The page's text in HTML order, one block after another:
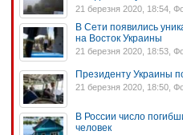
21 березня 2020, 18:54,
В Сети появились
на Восток Украины
21 березня 2020, 18:53,
Президенту Украины
21 березня 2020, 18:50,
В России число
человек